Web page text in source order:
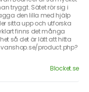
tryggt. Sätet rör sig i
den lilla med hjälp
sitta upp och utforska
finns det många
så det är lätt att hitta
product.php?
Blocket.se